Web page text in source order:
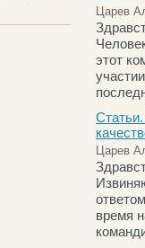
Царев
этот
Царев
время